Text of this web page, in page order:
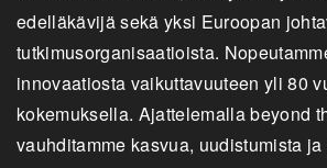
edelläkävijä sekä yksi Euroopan
tutkimusorganisaatioista.
innovaatiosta vaikuttavuuteen yli 80
kokemuksella. Ajattelemalla beyond
vauhditamme kasvua, uudistumista